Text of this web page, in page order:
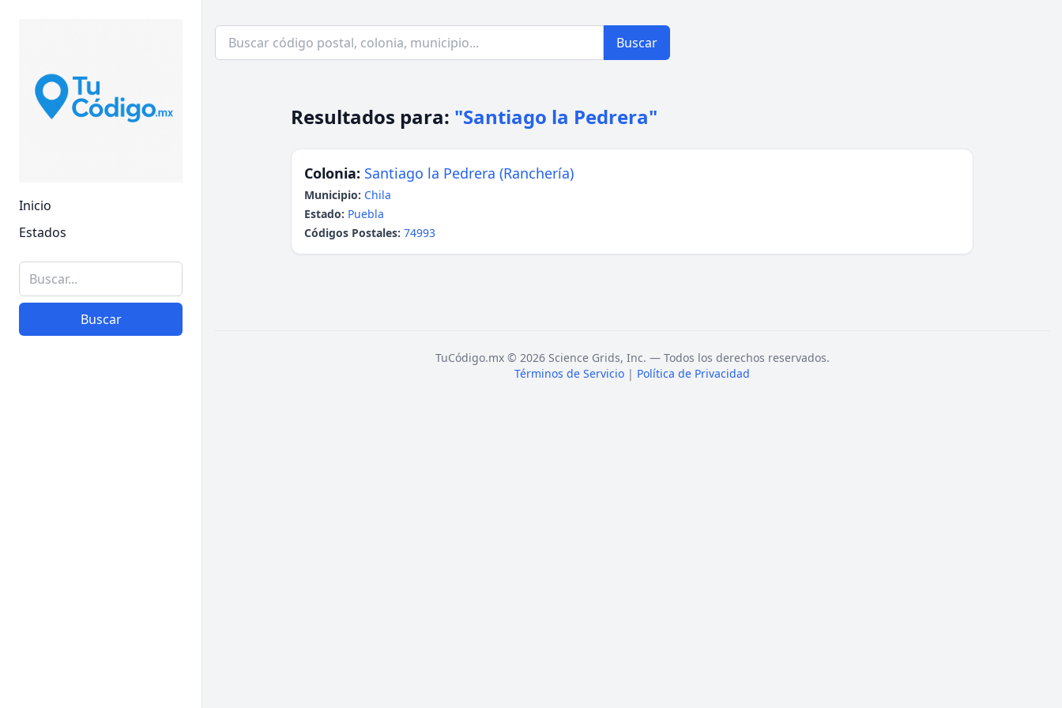
Inicio
Estados
Buscar
Buscar
Resultados para: "Santiago la Pedrera"
Colonia: Santiago la Pedrera (Ranchería)
Municipio: Chila
Estado: Puebla
Códigos Postales: 74993
TuCódigo.mx © 2026 Science Grids, Inc. — Todos los derechos reservados.
Términos de Servicio | Política de Privacidad